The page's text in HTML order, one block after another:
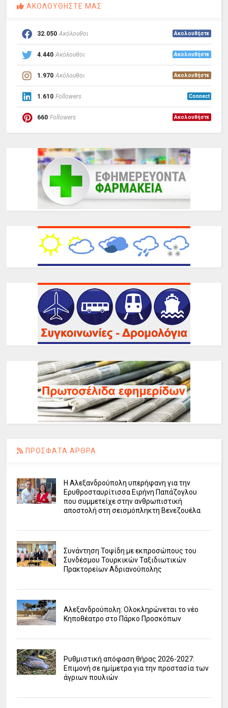
ΑΚΟΛΟΥΘΗΣΤΕ ΜΑΣ
32.050 Ακόλουθοι Ακολουθήστε
4.440 Ακόλουθοι Ακολουθήστε
1.970 Ακόλουθοι Ακολουθήστε
1.610 Followers Connect
660 Followers Ακολουθήστε
ΠΡΟΣΦΑΤΑ ΑΡΘΡΑ
Η Αλεξανδρούπολη υπερήφανη για την
Ερυθροσταυρίτισσα Ειρήνη Παπάζογλου
που συμμετείχε στην ανθρωπιστική
αποστολή στη σεισμόπληκτη Βενεζουέλα
Συνάντηση Τοψίδη με εκπροσώπους του
Συνδέσμου Τουρκικών Ταξιδιωτικών
Πρακτορείων Αδριανούπολης
Αλεξανδρούπολη: Ολοκληρώνεται το νέο
Κηποθέατρο στο Πάρκο Προσκόπων
Ρυθμιστική απόφαση θήρας 2026-2027:
Επιμονή σε ημίμετρα για την προστασία των
άγριων πουλιών